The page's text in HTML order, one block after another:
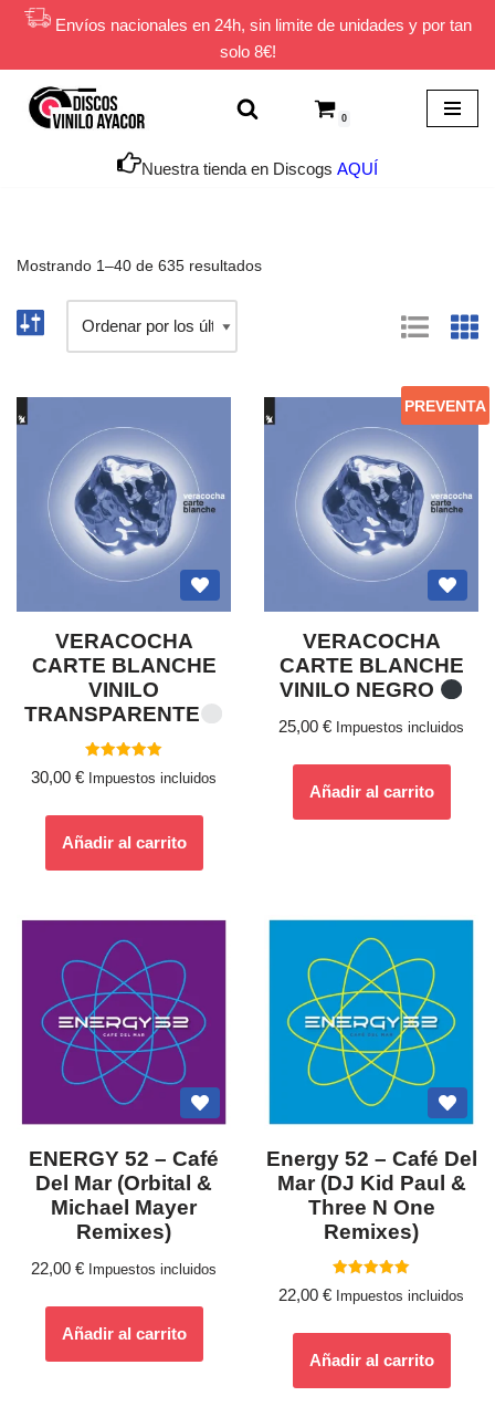
contenido
Envíos nacionales en 24h, sin limite de unidades y por tan
solo 8€!
0
Nuestra tienda en Discogs AQUÍ
Mostrando 1–40 de 635 resultados
VERACOCHA
CARTE BLANCHE
VINILO
TRANSPARENTE
con
30,00 € Impuestos incluidos
Añadir al carrito
PREVENTA
VERACOCHA
CARTE BLANCHE
VINILO NEGRO
25,00 € Impuestos incluidos
Añadir al carrito
ENERGY 52 – Café
Del Mar (Orbital &
Michael Mayer
Remixes)
22,00 € Impuestos incluidos
Añadir al carrito
Energy 52 ‎– Café Del
Mar (DJ Kid Paul &
Three N One
Remixes)
con
22,00 € Impuestos incluidos
Añadir al carrito